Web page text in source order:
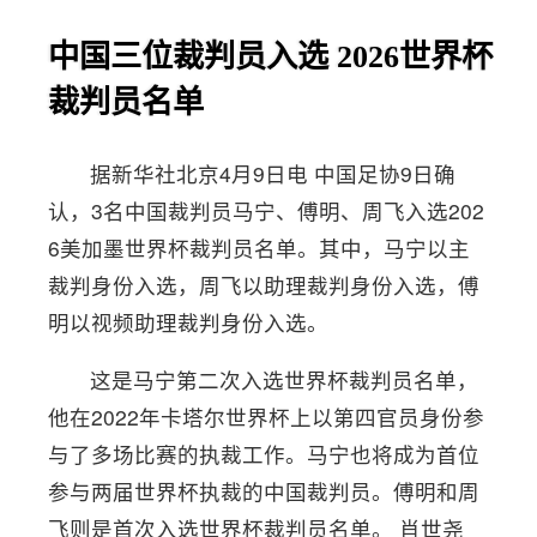
中国三位裁判员入选 2026世界杯
裁判员名单
据新华社北京4月9日电 中国足协9日确
认，3名中国裁判员马宁、傅明、周飞入选202
6美加墨世界杯裁判员名单。其中，马宁以主
裁判身份入选，周飞以助理裁判身份入选，傅
明以视频助理裁判身份入选。
这是马宁第二次入选世界杯裁判员名单，
他在2022年卡塔尔世界杯上以第四官员身份参
与了多场比赛的执裁工作。马宁也将成为首位
参与两届世界杯执裁的中国裁判员。傅明和周
飞则是首次入选世界杯裁判员名单。 肖世尧